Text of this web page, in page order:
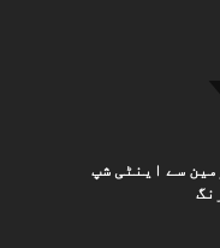
سے اینٹی شپ